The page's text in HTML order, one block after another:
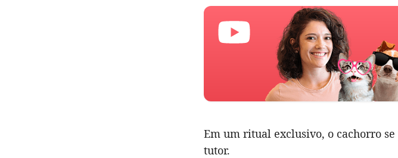
Em um ritual exclusivo, o cachorro
tutor.